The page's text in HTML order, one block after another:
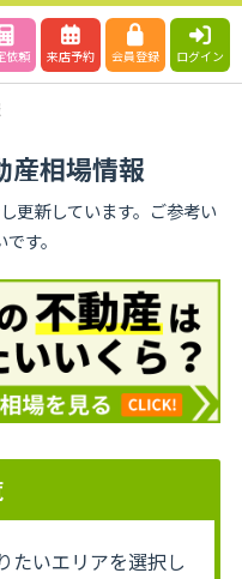
依頼 来店予約 会員登録 ログイン
産相場情報
更新しています。ご参考い
す。
たいエリアを選択し